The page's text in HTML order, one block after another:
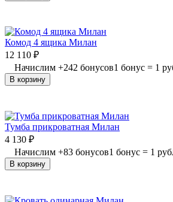
Комод 4 ящика Милан
12 110 ₽
Начислим +242 бонусов1 бонус = 1
В корзину
Тумба прикроватная Милан
4 130 ₽
Начислим +83 бонусов1 бонус = 1
В корзину